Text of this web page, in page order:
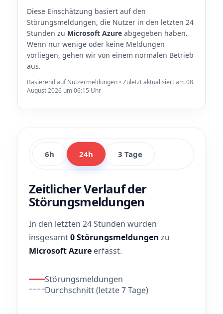
Diese Einschätzung basiert auf den
Störungsmeldungen, die Nutzer in den letzten 24
Stunden zu Microsoft Azure abgegeben haben.
Wenn nur wenige oder keine Meldungen
vorliegen, gehen wir von einem normalen Betrieb
aus.
Basierend auf Nutzermeldungen • Zuletzt aktualisiert am 08.
August 2026 um 06:15 Uhr
6h 24h 3 Tage
Zeitlicher Verlauf der
Störungsmeldungen
In den letzten 24 Stunden wurden
insgesamt0 Störungsmeldungen zu
Microsoft Azure erfasst.
Störungsmeldungen
Durchschnitt (letzte 7 Tage)